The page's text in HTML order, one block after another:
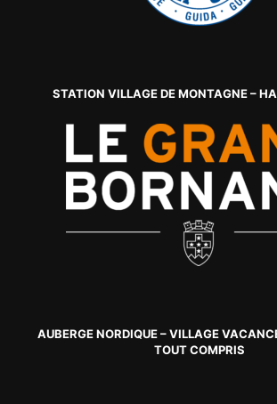
STATION VILLAGE DE MONTAGNE –
AUBERGE NORDIQUE – VILLAGE
TOUT COMPRIS